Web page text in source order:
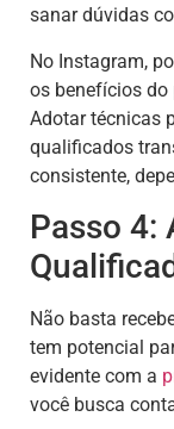
sanar dúvidas
No Instagram,
os benefícios
Adotar técnicas
qualificados
consistente,
Passo 4:
Não basta
tem potencial
evidente com a
você busca